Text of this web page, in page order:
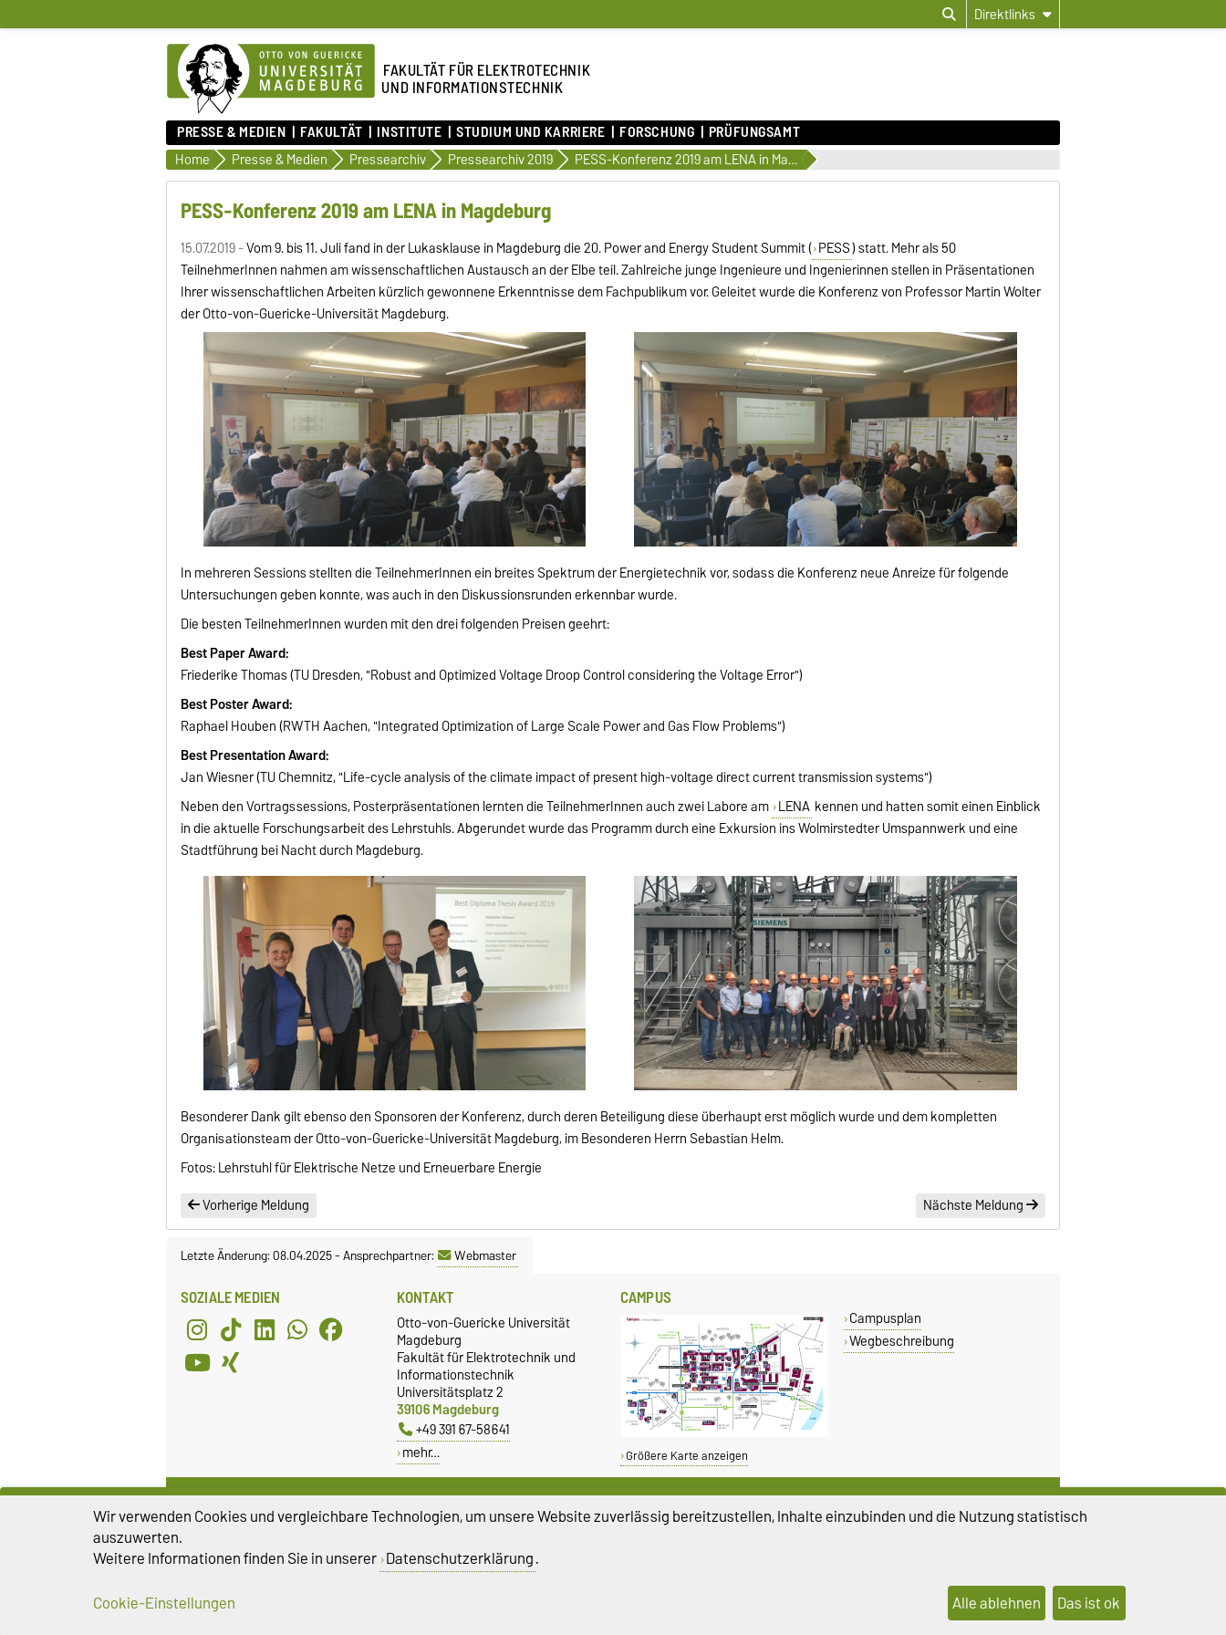
Direktlinks
FAKULTÄT FÜR ELEKTROTECHNIK
UND INFORMATIONSTECHNIK
PRESSE & MEDIEN FAKULTÄT INSTITUTE STUDIUM UND KARRIERE FORSCHUNG PRÜFUNGSAMT
Home Presse & Medien Pressearchiv Pressearchiv 2019 PESS-Konferenz 2019 am LENA in Magdeburg
PESS-Konferenz 2019 am LENA in Magdeburg
15.07.2019 -Vom 9. bis 11. Juli fand in der Lukasklause in Magdeburg die 20. Power and Energy Student Summit ( PESS) statt. Mehr als 50
TeilnehmerInnen nahmen am wissenschaftlichen Austausch an der Elbe teil. Zahlreiche junge Ingenieure und Ingenierinnen stellen in Präsentationen
Ihrer wissenschaftlichen Arbeiten kürzlich gewonnene Erkenntnisse dem Fachpublikum vor. Geleitet wurde die Konferenz von Professor Martin Wolter
der Otto-von-Guericke-Universität Magdeburg.
In mehreren Sessions stellten die TeilnehmerInnen ein breites Spektrum der Energietechnik vor, sodass die Konferenz neue Anreize für folgende
Untersuchungen geben konnte, was auch in den Diskussionsrunden erkennbar wurde.
Die besten TeilnehmerInnen wurden mit den drei folgenden Preisen geehrt:
Best Paper Award:
Friederike Thomas (TU Dresden, "Robust and Optimized Voltage Droop Control considering the Voltage Error")
Best Poster Award:
Raphael Houben (RWTH Aachen, "Integrated Optimization of Large Scale Power and Gas Flow Problems")
Best Presentation Award:
Jan Wiesner (TU Chemnitz, "Life-cycle analysis of the climate impact of present high-voltage direct current transmission systems")
Neben den Vortragssessions, Posterpräsentationen lernten die TeilnehmerInnen auch zwei Labore am LENA kennen und hatten somit einen Einblick
in die aktuelle Forschungsarbeit des Lehrstuhls. Abgerundet wurde das Programm durch eine Exkursion ins Wolmirstedter Umspannwerk und eine
Stadtführung bei Nacht durch Magdeburg.
Besonderer Dank gilt ebenso den Sponsoren der Konferenz, durch deren Beteiligung diese überhaupt erst möglich wurde und dem kompletten
Organisationsteam der Otto-von-Guericke-Universität Magdeburg, im Besonderen Herrn Sebastian Helm.
Fotos: Lehrstuhl für Elektrische Netze und Erneuerbare Energie
Vorherige Meldung
Nächste Meldung
Letzte Änderung: 08.04.2025-Ansprechpartner: Webmaster
SOZIALE MEDIEN KONTAKT
Otto-von-Guericke Universität
Magdeburg
Fakultät für Elektrotechnik und
Informationstechnik
Universitätsplatz 2
39106 Magdeburg
+49 391 67-58641
mehr…
CAMPUS
Größere Karte anzeigen
Campusplan
Wegbeschreibung
FACHSCHAFTSRAT
Facebook
GLEICHSTELLUNG
Gleichstellungsbeauftragte
Büro für Gleichstellungsfragen
SERVICE
Universitätsrechenzentrum
DIESE SEITE
Sitemap
Wir verwenden Cookies und vergleichbare Technologien, um unsere Website zuverlässig bereitzustellen, Inhalte einzubinden und die Nutzung statistisch
auszuwerten.
Weitere Informationen finden Sie in unserer Datenschutzerklärung.
Cookie-Einstellungen
Alle ablehnen Das ist ok